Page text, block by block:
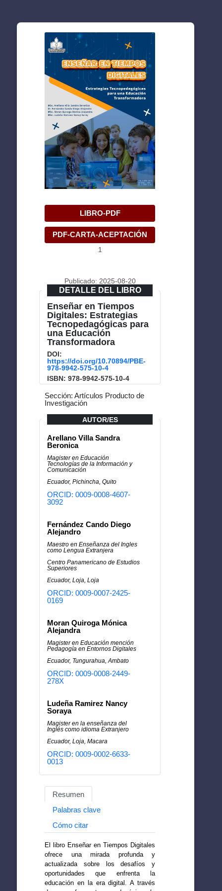
LIBRO-PDF
PDF-CARTA-ACEPTACIÓN
1
Publicado: 2025-08-20
DETALLE DEL LIBRO
Enseñar en Tiempos
Digitales: Estrategias
Tecnopedagógicas para
una Educación
Transformadora
DOI:
https://doi.org/10.70894/PBE-
978-9942-575-10-4
ISBN: 978-9942-575-10-4
Sección: Artículos Producto de
Investigación
AUTOR/ES
Arellano Villa Sandra
Beronica
Magister en Educación
Tecnologías de la Información y
Comunicación
Ecuador, Pichincha, Quito
ORCID: 0009-0008-4607-
3092
Fernández Cando Diego
Alejandro
Maestro en Enseñanza del Ingles
como Lengua Extranjera
Centro Panamericano de Estudios
Superiores
Ecuador, Loja, Loja
ORCID: 0009-0007-2425-
0169
Moran Quiroga Mónica
Alejandra
Magister en Educación mención
Pedagogía en Entornos Digitales
Ecuador, Tungurahua, Ambato
ORCID: 0009-0008-2449-
278X
Ludeña Ramirez Nancy
Soraya
Magister en la enseñanza del
Inglés como idioma Extranjero
Ecuador, Loja, Macara
ORCID: 0009-0002-6633-
0013
Resumen
Palabras clave
Cómo citar
El libro Enseñar en Tiempos Digitales
ofrece una mirada profunda y
actualizada sobre los desafíos y
oportunidades que enfrenta la
educación en la era digital. A través